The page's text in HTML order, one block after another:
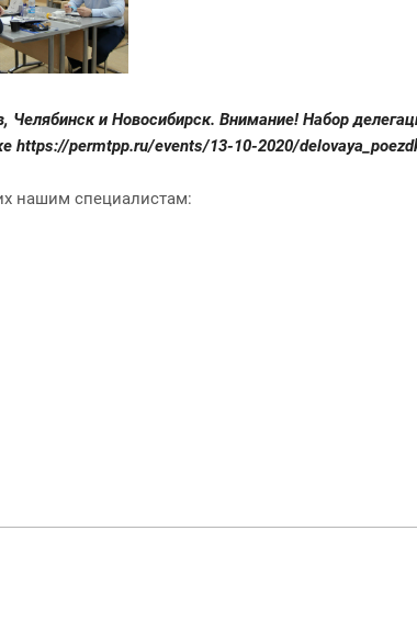
и Новосибирск. Внимание! Набор
https://permtpp.ru/events/13-10-2020/
нашим специалистам: